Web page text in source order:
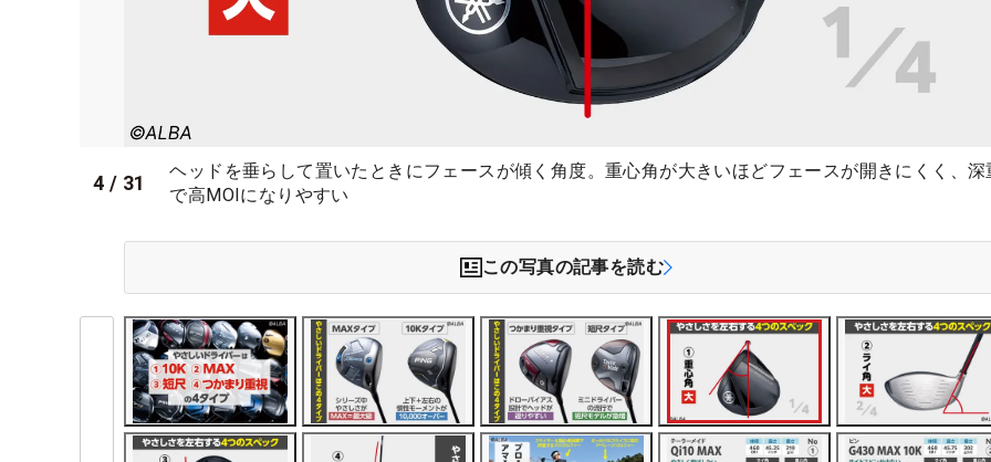
4 / 31
ヘッドを垂らして置いたときにフェースが傾く角度。重心角が大きいほどフェースが開きにくく、深
で高MOIになりやすい
この写真の記事を読む